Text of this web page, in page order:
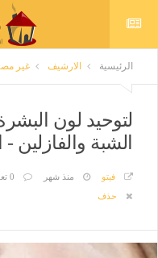
الرئيسية الارشيف غير
لتوحيد لون
الشبة والفازلين
فيتو منذ شهر 0 تعليق
حذف